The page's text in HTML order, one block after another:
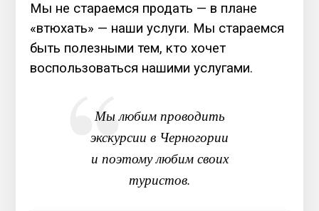
Мы не стараемся продать — в плане
«втюхать» — наши услуги. Мы стараемся
быть полезными тем, кто хочет
воспользоваться нашими услугами.
Мы любим проводить
экскурсии в Черногории
и поэтому любим своих
туристов.